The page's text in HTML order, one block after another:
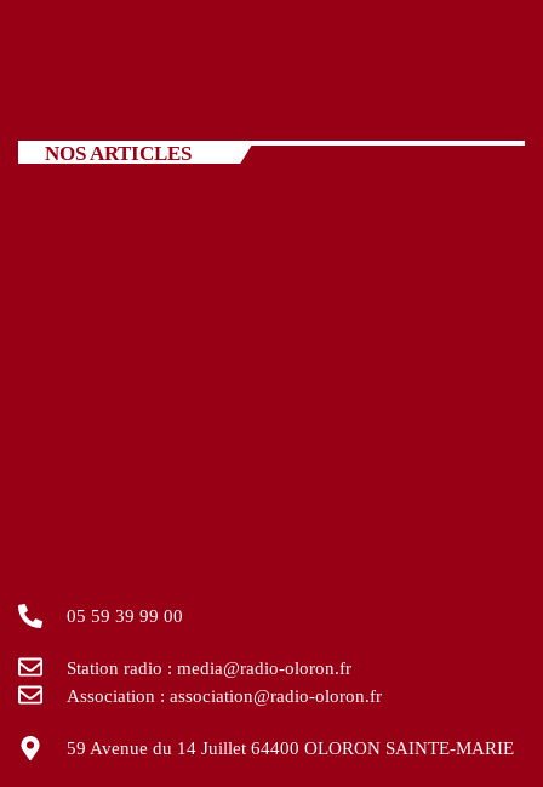
NOS ARTICLES
05 59 39 99 00
Station radio : media@radio-oloron.fr
Association : association@radio-oloron.fr
59 Avenue du 14 Juillet 64400 OLORON SAINTE-MARIE